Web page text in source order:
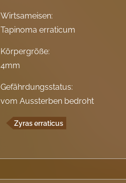
Wirtsameisen:
Tapinoma erraticum
Körpergröße:
4mm
Gefährdungsstatus:
vom Aussterben bedroht
Zyras erraticus